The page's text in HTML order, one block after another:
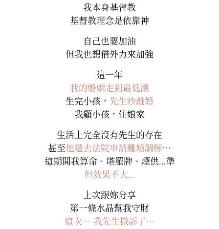
我本身基督教
基督教理念是依靠神
自己也要加油
但我也想借外力來加強
這一年
我的婚姻走到最低潮
生完小孩， 先生吵離婚
我顧小孩，住娘家
生活上完全沒有先生的存在
甚至他還去法院申請離婚調解⋯
這期間我算命、塔羅牌、煙供...準
但效果不大...
上次跟妳分享
第一條水晶幫我守財
這次⋯ 我先生撤訴了⋯